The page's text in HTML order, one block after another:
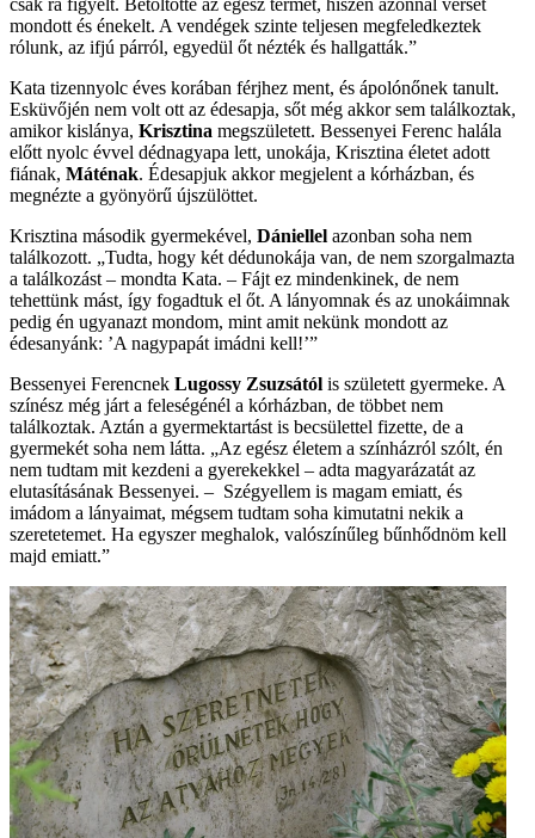
csak rá figyelt. Betöltötte az egész termet, hiszen azonnal verset
mondott és énekelt. A vendégek szinte teljesen megfeledkeztek
rólunk, az ifjú párról, egyedül őt nézték és hallgatták.”
Kata tizennyolc éves korában férjhez ment, és ápolónőnek tanult.
Esküvőjén nem volt ott az édesapja, sőt még akkor sem találkoztak,
amikor kislánya, Krisztina megszületett. Bessenyei Ferenc halála
előtt nyolc évvel dédnagyapa lett, unokája, Krisztina életet adott
fiának, Máténak. Édesapjuk akkor megjelent a kórházban, és
megnézte a gyönyörű újszülöttet.
Krisztina második gyermekével, Dániellel azonban soha nem
találkozott. „Tudta, hogy két dédunokája van, de nem szorgalmazta
a találkozást – mondta Kata. – Fájt ez mindenkinek, de nem
tehettünk mást, így fogadtuk el őt. A lányomnak és az unokáimnak
pedig én ugyanazt mondom, mint amit nekünk mondott az
édesanyánk: ’A nagypapát imádni kell!’”
Bessenyei Ferencnek Lugossy Zsuzsától is született gyermeke. A
színész még járt a feleségénél a kórházban, de többet nem
találkoztak. Aztán a gyermektartást is becsülettel fizette, de a
gyermekét soha nem látta. „Az egész életem a színházról szólt, én
nem tudtam mit kezdeni a gyerekekkel – adta magyarázatát az
elutasításának Bessenyei. – Szégyellem is magam emiatt, és
imádom a lányaimat, mégsem tudtam soha kimutatni nekik a
szeretetemet. Ha egyszer meghalok, valószínűleg bűnhődnöm kell
majd emiatt.”